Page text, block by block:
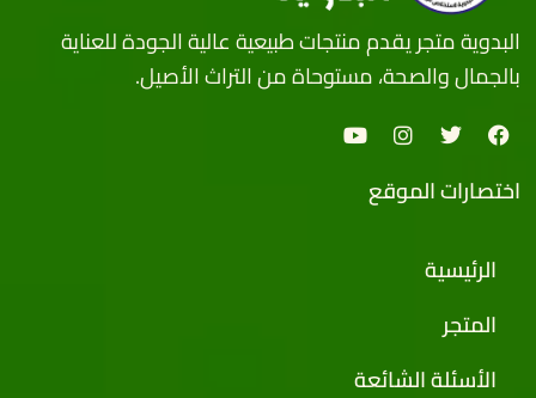
البدوية متجر يقدم منتجات طبيعية عالية الجودة للعناية
بالجمال والصحة، مستوحاة من التراث الأصيل.
اختصارات الموقع
الرئيسية
المتجر
الأسئلة الشائعة